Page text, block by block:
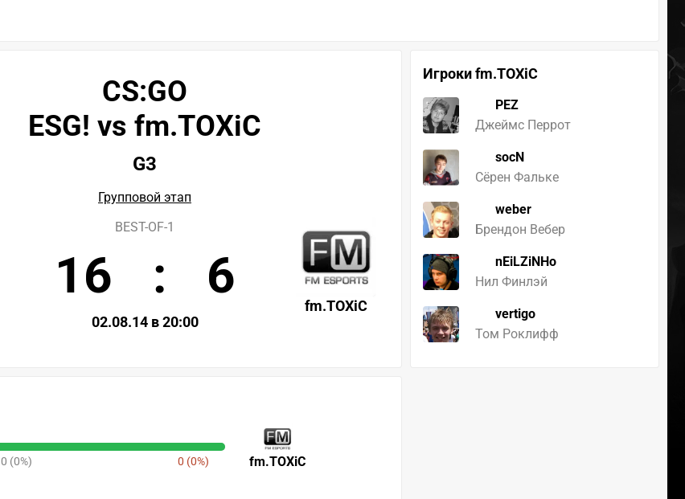
Игроки fm.TOXiC
PEZ
Джеймс Перрот
socN
Сёрен Фальке
weber
Брендон Вебер
nEiLZiNHo
Нил Финлэй
vertigo
Том Роклифф
CS:GO
ESG! vs fm.TOXiC
G3
Групповой этап
fm.TOXiC
BEST-OF-1
16 : 6
02.08.14 в 20:00
fm.TOXiC
0 (0%) 0 (0%)